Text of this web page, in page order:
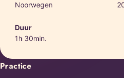
Noorwegen
Duur
1h 30min.
Practice